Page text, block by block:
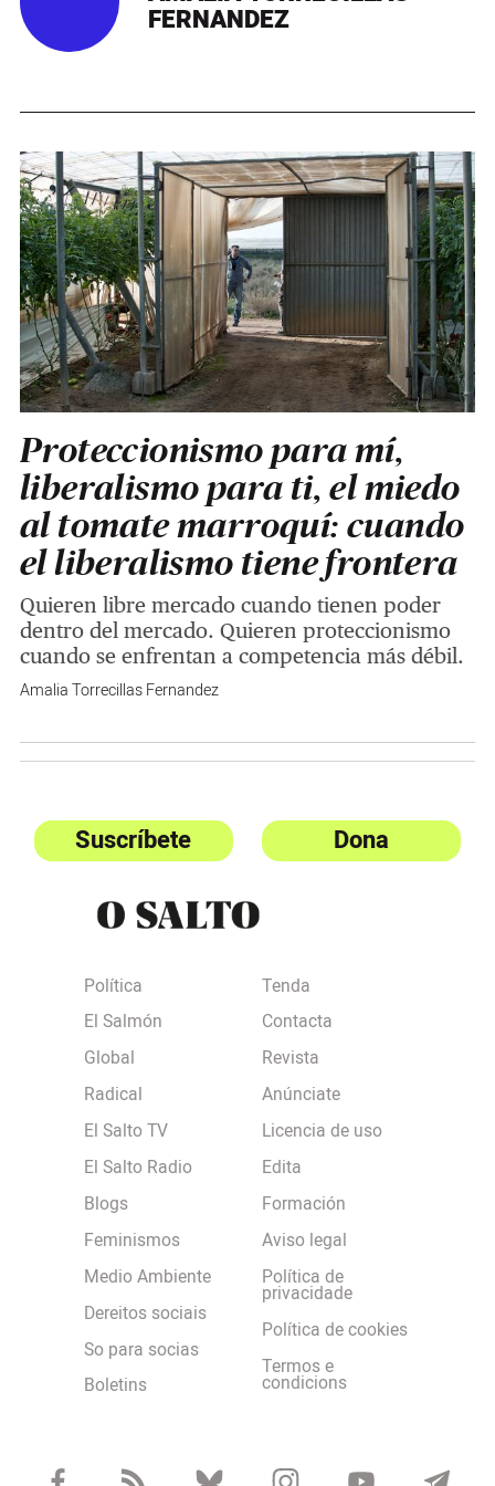
FERNANDEZ
Proteccionismo para mí,
liberalismo para ti, el miedo
al tomate marroquí: cuando
el liberalismo tiene frontera
Quieren libre mercado cuando tienen poder
dentro del mercado. Quieren proteccionismo
cuando se enfrentan a competencia más débil.
Amalia Torrecillas Fernandez
Suscríbete Dona
Política
El Salmón
Global
Radical
El Salto TV
El Salto Radio
Blogs
Feminismos
Medio Ambiente
Dereitos sociais
So para socias
Boletins
Tenda
Contacta
Revista
Anúnciate
Licencia de uso
Edita
Formación
Aviso legal
Política de
privacidade
Política de cookies
Termos e
condicions